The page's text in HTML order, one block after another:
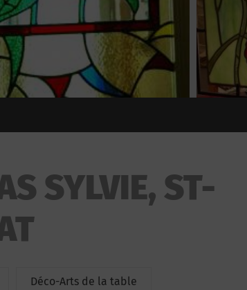
SYLVIE, ST-
Déco-Arts de la table